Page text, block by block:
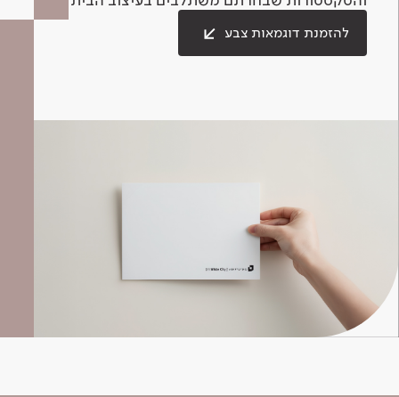
להזמנת דוגמאות צבע